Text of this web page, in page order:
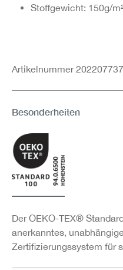
Stoffgewicht: 150g/m²
Artikelnummer
Besonderheiten
Der OEKO-TEX®
anerkanntes,
Zertifizierungssystem für